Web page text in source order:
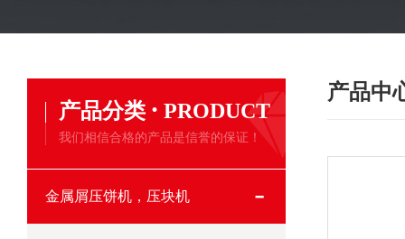
产品分类 · PRODUCT
我们相信合格的产品是信誉的保证！
金属屑压饼机，压块机
产品中